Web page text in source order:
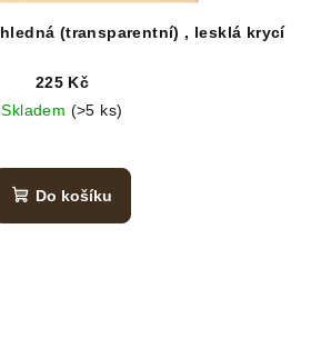
AS 048 - glazura průhledná (transparentní) , lesklá krycí
225 Kč
Skladem (>5 ks)
Do košíku